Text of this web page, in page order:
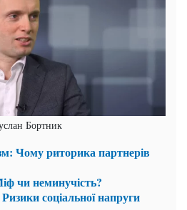
Бортник
Чому риторика партнерів
чи неминучість?
соціальної напруги